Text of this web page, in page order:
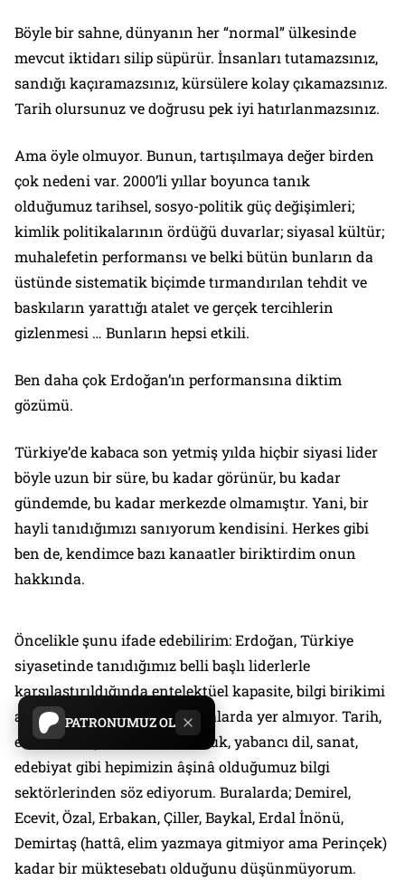
PATRONUMUZ OL
Böyle bir sahne, dünyanın her “normal” ülkesinde
mevcut iktidarı silip süpürür. İnsanları tutamazsınız,
sandığı kaçıramazsınız, kürsülere kolay çıkamazsınız.
Tarih olursunuz ve doğrusu pek iyi hatırlanmazsınız.
Ama öyle olmuyor. Bunun, tartışılmaya değer birden
çok nedeni var. 2000’li yıllar boyunca tanık
olduğumuz tarihsel, sosyo-politik güç değişimleri;
kimlik politikalarının ördüğü duvarlar; siyasal kültür;
muhalefetin performansı ve belki bütün bunların da
üstünde sistematik biçimde tırmandırılan tehdit ve
baskıların yarattığı atalet ve gerçek tercihlerin
gizlenmesi … Bunların hepsi etkili.
Ben daha çok Erdoğan’ın performansına diktim
gözümü.
Türkiye’de kabaca son yetmiş yılda hiçbir siyasi lider
böyle uzun bir süre, bu kadar görünür, bu kadar
gündemde, bu kadar merkezde olmamıştır. Yani, bir
hayli tanıdığımızı sanıyorum kendisini. Herkes gibi
ben de, kendimce bazı kanaatler biriktirdim onun
hakkında.
Öncelikle şunu ifade edebilirim: Erdoğan, Türkiye
siyasetinde tanıdığımız belli başlı liderlerle
karşılaştırıldığında entelektüel kapasite, bilgi birikimi
açısından sanıyorum üst sıralarda yer almıyor. Tarih,
ekonomi, siyaset teorisi, hukuk, yabancı dil, sanat,
edebiyat gibi hepimizin âşinâ olduğumuz bilgi
sektörlerinden söz ediyorum. Buralarda; Demirel,
Ecevit, Özal, Erbakan, Çiller, Baykal, Erdal İnönü,
Demirtaş (hattâ, elim yazmaya gitmiyor ama Perinçek)
kadar bir müktesebatı olduğunu düşünmüyorum.